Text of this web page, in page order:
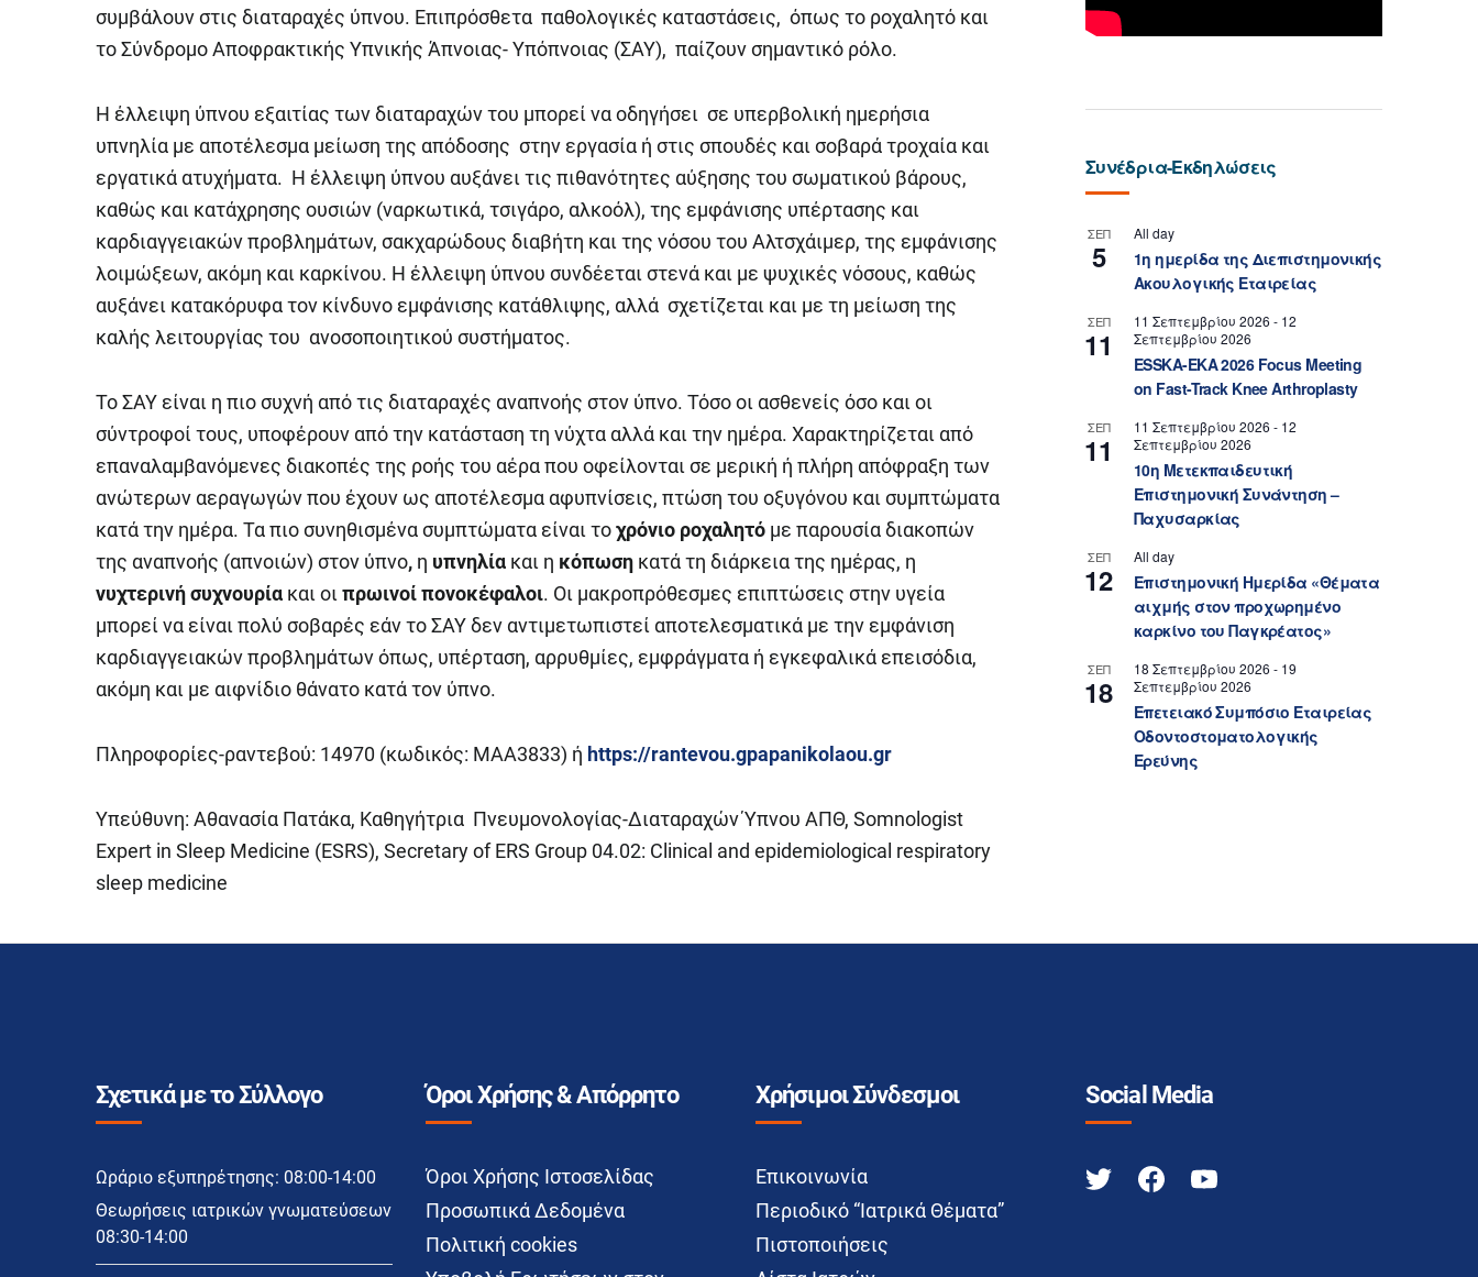
συμβάλουν στις διαταραχές ύπνου. Επιπρόσθετα παθολογικές καταστάσεις, όπως το ροχαλητό και
το Σύνδρομο Αποφρακτικής Υπνικής Άπνοιας- Υπόπνοιας (ΣΑΥ), παίζουν σημαντικό ρόλο.
Η έλλειψη ύπνου εξαιτίας των διαταραχών του μπορεί να οδηγήσει σε υπερβολική ημερήσια
υπνηλία με αποτέλεσμα μείωση της απόδοσης στην εργασία ή στις σπουδές και σοβαρά τροχαία και
εργατικά ατυχήματα. Η έλλειψη ύπνου αυξάνει τις πιθανότητες αύξησης του σωματικού βάρους,
καθώς και κατάχρησης ουσιών (ναρκωτικά, τσιγάρο, αλκοόλ), της εμφάνισης υπέρτασης και
καρδιαγγειακών προβλημάτων, σακχαρώδους διαβήτη και της νόσου του Αλτσχάιμερ, της εμφάνισης
λοιμώξεων, ακόμη και καρκίνου. Η έλλειψη ύπνου συνδέεται στενά και με ψυχικές νόσους, καθώς
αυξάνει κατακόρυφα τον κίνδυνο εμφάνισης κατάθλιψης, αλλά σχετίζεται και με τη μείωση της
καλής λειτουργίας του ανοσοποιητικού συστήματος.
Το ΣΑΥ είναι η πιο συχνή από τις διαταραχές αναπνοής στον ύπνο. Τόσο οι ασθενείς όσο και οι
σύντροφοί τους, υποφέρουν από την κατάσταση τη νύχτα αλλά και την ημέρα. Χαρακτηρίζεται από
επαναλαμβανόμενες διακοπές της ροής του αέρα που οφείλονται σε μερική ή πλήρη απόφραξη των
ανώτερων αεραγωγών που έχουν ως αποτέλεσμα αφυπνίσεις, πτώση του οξυγόνου και συμπτώματα
κατά την ημέρα. Τα πιο συνηθισμένα συμπτώματα είναι τοχρόνιο ροχαλητό με παρουσία διακοπών
της αναπνοής (απνοιών) στον ύπνο, η υπνηλία και η κόπωση κατά τη διάρκεια της ημέρας, η
νυχτερινή συχνουρία και οι πρωινοί πονοκέφαλοι. Οι μακροπρόθεσμες επιπτώσεις στην υγεία
μπορεί να είναι πολύ σοβαρές εάν το ΣΑΥ δεν αντιμετωπιστεί αποτελεσματικά με την εμφάνιση
καρδιαγγειακών προβλημάτων όπως, υπέρταση, αρρυθμίες, εμφράγματα ή εγκεφαλικά επεισόδια,
ακόμη και με αιφνίδιο θάνατο κατά τον ύπνο.
Πληροφορίες-ραντεβού: 14970 (κωδικός: ΜΑΑ3833) ή https://rantevou.gpapanikolaou.gr
Υπεύθυνη: Αθανασία Πατάκα, Καθηγήτρια Πνευμονολογίας-Διαταραχών Ύπνου ΑΠΘ, Somnologist
Expert in Sleep Medicine (ESRS), Secretary of ERS Group 04.02: Clinical and epidemiological respiratory
sleep medicine
Συνέδρια-Εκδηλώσεις
ΣΕΠ
5
All day
1η ημερίδα της Διεπιστημονικής
Ακουλογικής Εταιρείας
ΣΕΠ
11
11 Σεπτεμβρίου 2026 - 12
Σεπτεμβρίου 2026
ESSKA-EKA 2026 Focus Meeting
on Fast-Track Knee Arthroplasty
ΣΕΠ
11
11 Σεπτεμβρίου 2026 - 12
Σεπτεμβρίου 2026
10η Μετεκπαιδευτική
Επιστημονική Συνάντηση –
Παχυσαρκίας
ΣΕΠ
12
All day
Επιστημονική Ημερίδα «Θέματα
αιχμής στον προχωρημένο
καρκίνο του Παγκρέατος»
ΣΕΠ
18
18 Σεπτεμβρίου 2026 - 19
Σεπτεμβρίου 2026
Επετειακό Συμπόσιο Εταιρείας
Οδοντοστοματολογικής
Ερεύνης
Σχετικά με το Σύλλογο
Ωράριο εξυπηρέτησης: 08:00-14:00
Θεωρήσεις ιατρικών γνωματεύσεων
08:30-14:00
Όροι Χρήσης & Απόρρητο
Όροι Χρήσης Ιστοσελίδας
Προσωπικά Δεδομένα
Πολιτική cookies
Χρήσιμοι Σύνδεσμοι
Επικοινωνία
Περιοδικό “Ιατρικά Θέματα”
Πιστοποιήσεις
Social Media